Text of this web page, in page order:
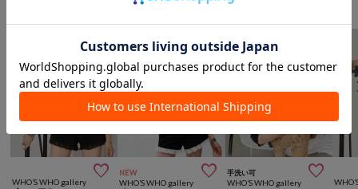
トップスからのおすすめ

WHO’S WHO gallery
NEW 
WHO’S WHO gallery
手洗い可 
WHO’S WHO gallery